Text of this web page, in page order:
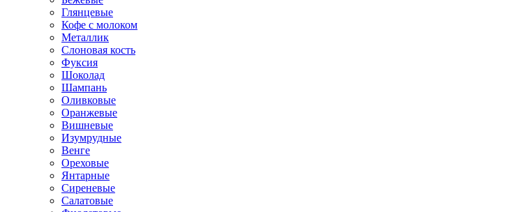
Глянцевые
Кофе с молоком
Металлик
Слоновая кость
Фуксия
Шоколад
Шампань
Оливковые
Оранжевые
Вишневые
Изумрудные
Венге
Ореховые
Янтарные
Сиреневые
Салатовые